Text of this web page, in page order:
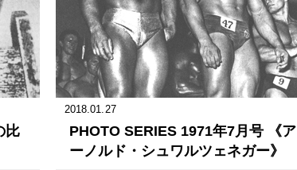
比
2018.01.27
PHOTO SERIES 1971年7月号 《ア
ーノルド・シュワルツェネガー》